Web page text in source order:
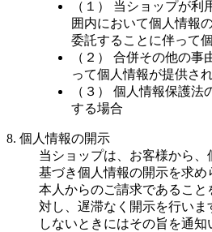
（１） 当ショップが
囲内において個人情報
委託することに伴って
（２） 合併その他の
って個人情報が提供さ
（３） 個人情報保護法
する場合
8. 個人情報の開示
当ショップは、お客様から
基づき個人情報の開示を求
本人からのご請求であること
対し、遅滞なく開示を行い
しないときにはその旨を通知